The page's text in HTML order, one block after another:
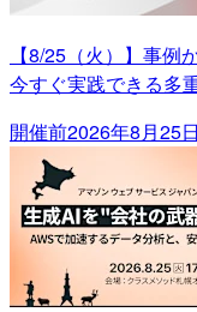
【8/25（火）】事例
今すぐ実践できる多
開催前2026年8月25